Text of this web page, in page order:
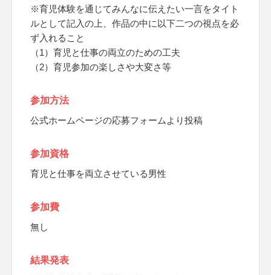
※育児体験を通じてみんなに伝えたい一言をタイト
ルとして記入の上、作品の中に以下二つの視点を必
ず入れること
（1）育児と仕事の両立のための工夫
（2）育児参加の楽しさや大変さ等
参加方法
公式ホームページの応募フォームより投稿
参加資格
育児と仕事を両立させている男性
参加費
無し
結果発表